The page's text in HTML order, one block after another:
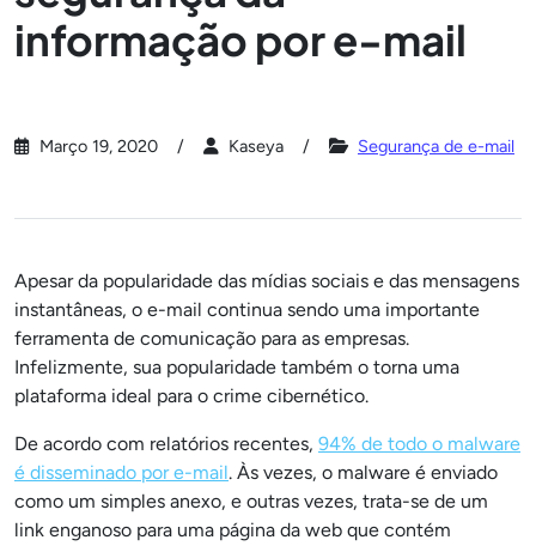
informação por e-mail
Março 19, 2020 Kaseya Segurança de e-mail
Apesar da popularidade das mídias sociais e das mensagens
instantâneas, o e-mail continua sendo uma importante
ferramenta de comunicação para as empresas.
Infelizmente, sua popularidade também o torna uma
plataforma ideal para o crime cibernético.
De acordo com relatórios recentes, 94% de todo o malware
é disseminado por e-mail. Às vezes, o malware é enviado
como um simples anexo, e outras vezes, trata-se de um
link enganoso para uma página da web que contém